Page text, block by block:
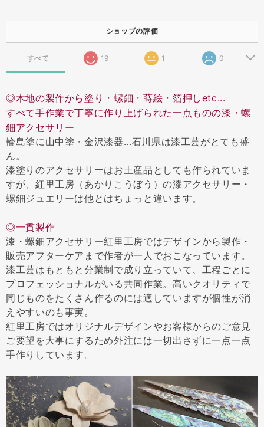
ショップの評価
すべて 19 1 0
◎木地の製作から塗り・螺鈿・蒔絵・箔押しetc...
すべて手作業で丁寧に作り上げられた一点ものの漆・螺
鈿アクセサリー
輪島塗に山中塗・金沢漆器...石川県は漆工芸がとても盛
ん。
漆塗りのアクセサリーはお土産品としても作られていま
すが、紅里工房（あかりこうぼう）の漆アクセサリー・
螺鈿ジュエリーは他とはちょっと違います。
◎一貫製作
漆・螺鈿アクセサリー紅里工房ではデザインから製作・
販売アフターケアまで作者が一人でおこなっています。
漆工芸はもともと分業制で成り立っていて、工程ごとに
プロフェッショナルがいる共同作業。高いクオリティで
同じものをたくさん作るのには適していますが個性が消
えやすいのも事実。
紅里工房ではオリジナルデザインやお客様からのご意見
ご要望を大事にするため外注には一切出さずに一点一点
手作りしています。